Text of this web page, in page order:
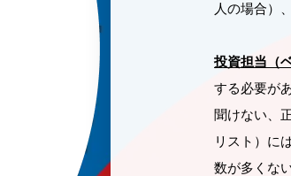
人の場合）
投資担当（
する必要が
聞けない、
リスト）に
数が多くな